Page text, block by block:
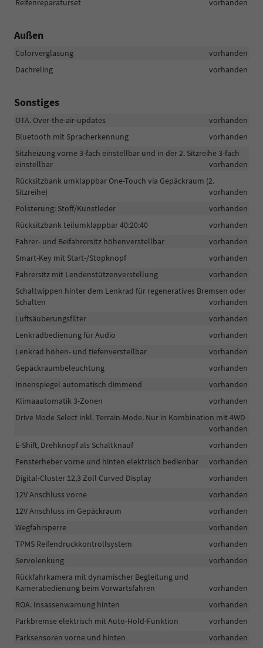
Reifenreparaturset vorhanden
Außen
Colorverglasung
vorhanden
Dachreling
vorhanden
Sonstiges
OTA. Over-the-air-updates
vorhanden
Bluetooth mit Spracherkennung
vorhanden
Sitzheizung vorne 3-fach einstellbar und in der 2. Sitzreihe 3-fach
einstellbar
vorhanden
Rücksitzbank umklappbar One-Touch via Gepäckraum (2.
Sitzreihe)
vorhanden
Polsterung: Stoff/Kunstleder
vorhanden
Rücksitzbank teilumklappbar 40:20:40
vorhanden
Fahrer- und Beifahrersitz höhenverstellbar
vorhanden
Smart-Key mit Start-/Stopknopf
vorhanden
Fahrersitz mit Lendenstützenverstellung
vorhanden
Schaltwippen hinter dem Lenkrad für regeneratives Bremsen oder
Schalten
vorhanden
Luftsäuberungsfilter
vorhanden
Lenkradbedienung für Audio
vorhanden
Lenkrad höhen- und tiefenverstellbar
vorhanden
Gepäckraumbeleuchtung
vorhanden
Innenspiegel automatisch dimmend
vorhanden
Klimaautomatik 3-Zonen
vorhanden
Drive Mode Select inkl. Terrain-Mode. Nur in Kombination mit 4WD
vorhanden
E-Shift, Drehknopf als Schaltknauf
vorhanden
Fensterheber vorne und hinten elektrisch bedienbar
vorhanden
Digital-Cluster 12,3 Zoll Curved Display
vorhanden
12V Anschluss vorne
vorhanden
12V Anschluss im Gepäckraum
vorhanden
Wegfahrsperre
vorhanden
TPMS Reifendruckkontrollsystem
vorhanden
Servolenkung
vorhanden
Rückfahrkamera mit dynamischer Begleitung und
Kamerabedienung beim Vorwärtsfahren
vorhanden
ROA. Insassenwarnung hinten
vorhanden
Parkbremse elektrisch mit Auto-Hold-Funktion
vorhanden
Parksensoren vorne und hinten
vorhanden